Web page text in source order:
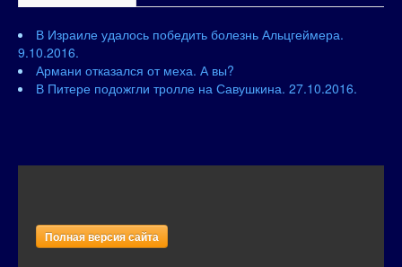
В Израиле удалось победить болезнь Альцгеймера.
9.10.2016.
Армани отказался от меха. А вы?
В Питере подожгли тролле на Савушкина. 27.10.2016.
Полная версия сайта